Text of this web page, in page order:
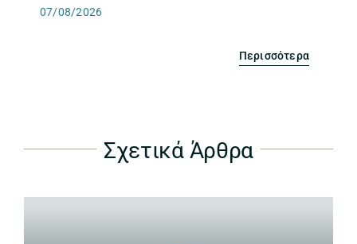
07/08/2026
Περισσότερα
Σχετικά Άρθρα